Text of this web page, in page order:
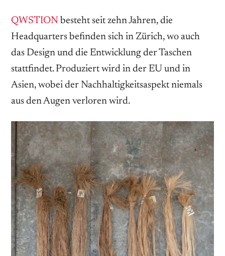
QWSTION besteht seit zehn Jahren, die
Headquarters befinden sich in Zürich, wo auch
das Design und die Entwicklung der Taschen
stattfindet. Produziert wird in der EU und in
Asien, wobei der Nachhaltigkeitsaspekt niemals
aus den Augen verloren wird.